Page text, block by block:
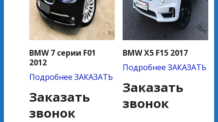
BMW 7 серии F01
2012
Подробнее ЗАКАЗАТЬ
Заказать
звонок
BMW X5 F15 2017
Подробнее ЗАКАЗАТЬ
Заказать
звонок